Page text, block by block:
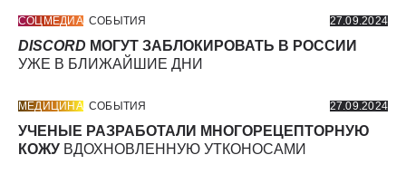
СОЦМЕДИА СОБЫТИЯ 27.09.2024
DISCORD МОГУТ ЗАБЛОКИРОВАТЬ В РОССИИ
УЖЕ В БЛИЖАЙШИЕ ДНИ
МЕДИЦИНА СОБЫТИЯ 27.09.2024
УЧЕНЫЕ РАЗРАБОТАЛИ МНОГОРЕЦЕПТОРНУЮ
КОЖУ ВДОХНОВЛЕННУЮ УТКОНОСАМИ